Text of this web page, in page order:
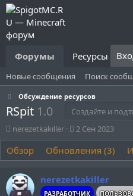
Форумы Ресурсы
Новые сообщения Поиск
Обсуждение ресурсов
RSpit 1.0
Создайте и
А
в
т
о
т
е
nerezetkakiller
Д
а
т
а
а
ч
2 Сен 2023
Обзор Обновления (3)
nerezetkakiller
РАЗРАБОТЧИК